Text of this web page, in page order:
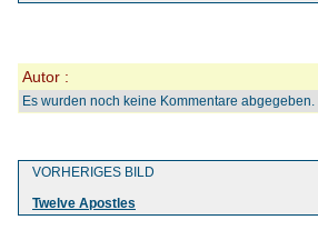
Autor :
Es wurden noch keine Kommentare abgegeben.
VORHERIGES BILD
Twelve Apostles